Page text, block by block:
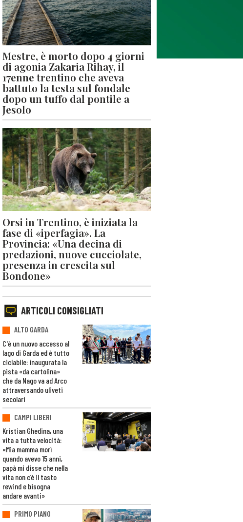
Mestre, è morto dopo 4 giorni
di agonia Zakaria Rihay, il
17enne trentino che aveva
battuto la testa sul fondale
dopo un tuffo dal pontile a
Jesolo
Orsi in Trentino, è iniziata la
fase di «iperfagia». La
Provincia: «Una decina di
predazioni, nuove cucciolate,
presenza in crescita sul
Bondone»
ARTICOLI CONSIGLIATI
ALTO GARDA
C'è un nuovo accesso al
lago di Garda ed è tutto
ciclabile: inaugurata la
pista «da cartolina»
che da Nago va ad Arco
attraversando uliveti
secolari
CAMPI LIBERI
Kristian Ghedina, una
vita a tutta velocità:
«Mia mamma morì
quando avevo 15 anni,
papà mi disse che nella
vita non c’è il tasto
rewind e bisogna
andare avanti»
PRIMO PIANO